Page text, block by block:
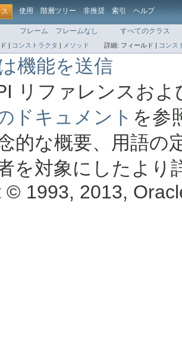
使用 階層ツリー 非推奨 索引 ヘルプ
フレーム フレームなし すべてのクラス
| コンストラクタ | メソッド 詳細: フィールド | コンス
機能を送信
リファレンスお
ドキュメント を参
的な概要、用語の
を対象にしたより
© 1993, 2013,